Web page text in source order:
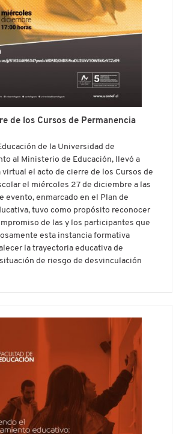
de los Cursos de Permanencia
de la Universidad de
al Ministerio de Educación, llevó a
virtual el acto de cierre de los Cursos de
el miércoles 27 de diciembre a las
evento, enmarcado en el Plan de
tuvo como propósito reconocer
de las y los participantes que
esta instancia formativa
la trayectoria educativa de
de riesgo de desvinculación